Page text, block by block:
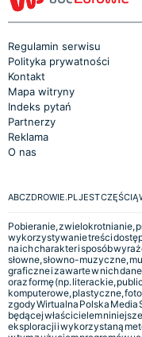
Regulamin serwisu
Polityka prywatności
Kontakt
Mapa witryny
Indeks pytań
Partnerzy
Reklama
O nas
ABCZDROWIE.PL JEST CZĘŚCIĄ
Pobieranie, zwielokrotnianie,
wykorzystywanie treści
na ich charakter i sposób
słowne, słowno-muzyczne,
graficzne i zawarte w nich
oraz formę (np. literackie,
komputerowe, plastyczne,
zgody Wirtualna Polska Media
będącej właścicielem
eksploracji i wykorzystaną